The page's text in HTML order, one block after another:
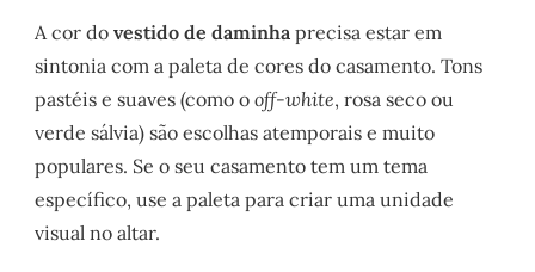
A cor dovestido de daminha precisa estar em
sintonia com a paleta de cores do casamento. Tons
pastéis e suaves (como ooff-white, rosa seco ou
verde sálvia) são escolhas atemporais e muito
populares. Se o seu casamento tem um tema
específico, use a paleta para criar uma unidade
visual no altar.